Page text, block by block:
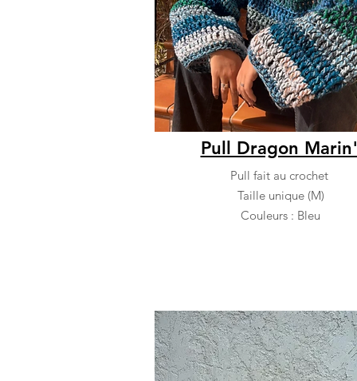
Pull Dragon
Pull fait au crochet
Taille unique (M)
Couleurs : Bleu